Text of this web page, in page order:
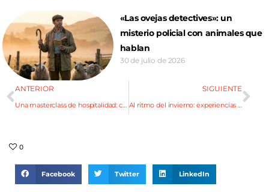
«Las ovejas detectives»: un
misterio policial con animales que
hablan
30 de julio de 2026
ANTERIOR
Una masterclass de hospitalidad: cómo es una escapada a Villa Trinidad
SIGUIENTE
Al ritmo del invierno: experiencias entre montaña, gastronomía y música en Mendoza
0
Facebook Twitter LinkedIn